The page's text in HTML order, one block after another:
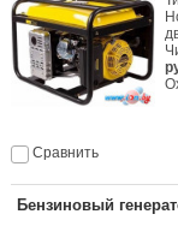
Сравнить
Бензиновый